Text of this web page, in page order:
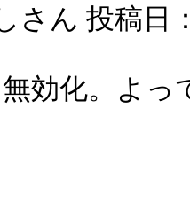
さん 投稿日
効化。よっ